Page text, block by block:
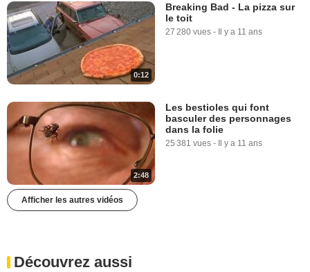
0:12
Breaking Bad - La pizza sur
le toit
27 280 vues - Il y a 11 ans
2:48
Les bestioles qui font
basculer des personnages
dans la folie
25 381 vues - Il y a 11 ans
Afficher les autres vidéos
Découvrez aussi